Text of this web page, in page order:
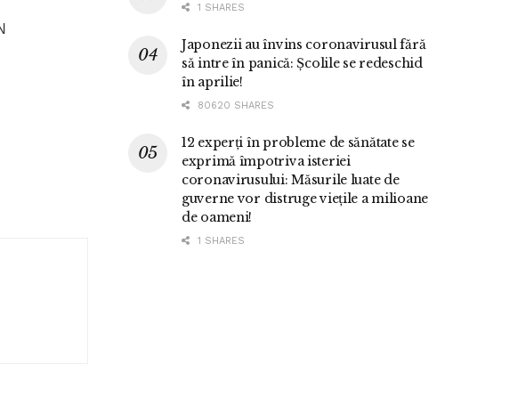
1 SHARES
Japonezii au învins coronavirusul fără
să intre în panică: Școlile se redeschid
în aprilie!
80620 SHARES
12 experți în probleme de sănătate se
exprimă împotriva isteriei
coronavirusului: Măsurile luate de
guverne vor distruge viețile a milioane
de oameni!
1 SHARES